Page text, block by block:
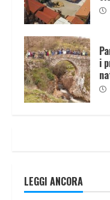
i
LEGGI ANCORA